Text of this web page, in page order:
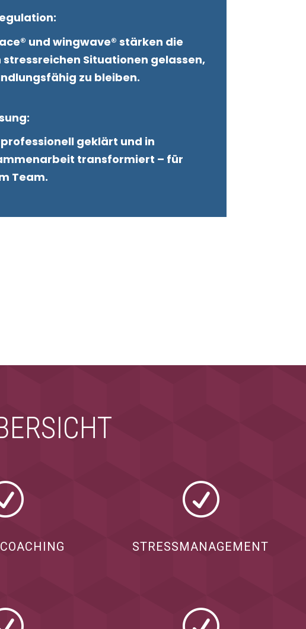
und wingwave® stärken die
stressreichen Situationen gelassen,
zu bleiben.
geklärt und in
transformiert – für
Team.
R
STRESSMANAGEMENT